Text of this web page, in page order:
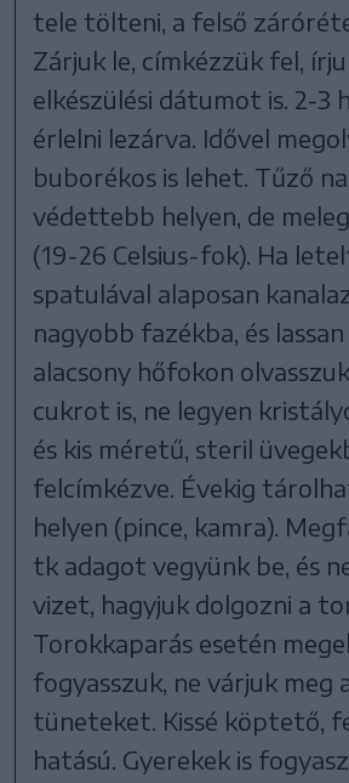
tele tölteni, a felső
Zárjuk le, címkézzük fel,
elkészülési dátumot is. 2-3
érlelni lezárva. Idővel
buborékos is lehet. Tűző
védettebb helyen, de
(19-26 Celsius-fok). Ha
spatulával alaposan
nagyobb fazékba, és
alacsony hőfokon
cukrot is, ne legyen
és kis méretű, steril
felcímkézve. Évekig
helyen (pince, kamra).
tk adagot vegyünk be, és
vizet, hagyjuk dolgozni a
Torokkaparás esetén
fogyasszuk, ne várjuk meg
tüneteket. Kissé köptető,
hatású. Gyerekek is